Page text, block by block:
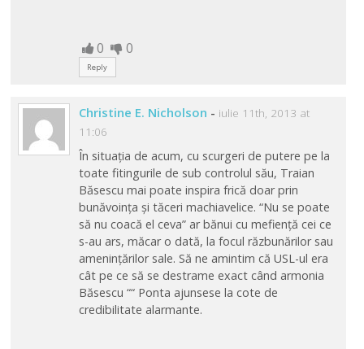
0 0
Reply
Christine E. Nicholson - iulie 11th, 2013 at
11:06
În situația de acum, cu scurgeri de putere pe la
toate fitingurile de sub controlul său, Traian
Băsescu mai poate inspira frică doar prin
bunăvoința și tăceri machiavelice. “Nu se poate
să nu coacă el ceva” ar bănui cu mefiență cei ce
s-au ars, măcar o dată, la focul răzbunărilor sau
amenințărilor sale. Să ne amintim că USL-ul era
cât pe ce să se destrame exact când armonia
Băsescu ““ Ponta ajunsese la cote de
credibilitate alarmante.